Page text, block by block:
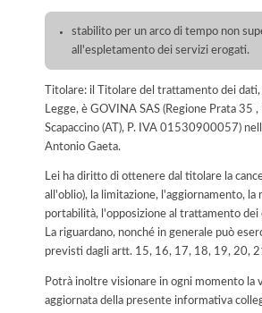
stabilito per un arco di tempo non
all'espletamento dei servizi erogati.
Titolare: il Titolare del trattamento dei dati,
Legge, è GOVINA SAS (Regione Prata 35
Scapaccino (AT), P. IVA 01530900057)
Antonio Gaeta.
Lei ha diritto di ottenere dal titolare la
all'oblio), la limitazione, l'aggiornamento, la
portabilità, l'opposizione al trattamento dei
La riguardano, nonché in generale può
previsti dagli artt. 15, 16, 17, 18, 19, 20,
Potrà inoltre visionare in ogni momento la
aggiornata della presente informativa